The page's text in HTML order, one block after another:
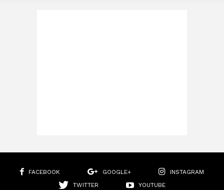
FACEBOOK GOOGLE+
INSTAGRAM
TWITTER
YOUTUBE